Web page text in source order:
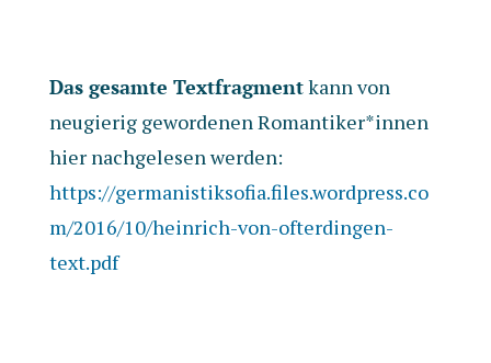
Das gesamte Textfragmentkann von
neugierig gewordenen Romantiker*innen
hier nachgelesen werden:
https://germanistiksofia.files.wordpress.co
m/2016/10/heinrich-von-ofterdingen-
text.pdf